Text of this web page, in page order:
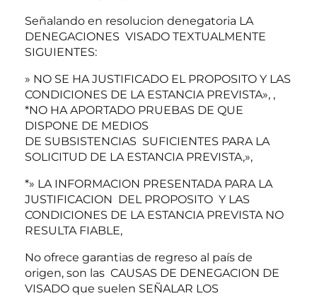
Señalando en resolucion denegatoria LA
DENEGACIONES VISADO TEXTUALMENTE
SIGUIENTES:
» NO SE HA JUSTIFICADO EL PROPOSITO Y LAS
CONDICIONES DE LA ESTANCIA PREVISTA», ,
*NO HA APORTADO PRUEBAS DE QUE
DISPONE DE MEDIOS
DE SUBSISTENCIAS SUFICIENTES PARA LA
SOLICITUD DE LA ESTANCIA PREVISTA,»,
*» LA INFORMACION PRESENTADA PARA LA
JUSTIFICACION DEL PROPOSITO Y LAS
CONDICIONES DE LA ESTANCIA PREVISTA NO
RESULTA FIABLE,
No ofrece garantias de regreso al país de
origen, son las CAUSAS DE DENEGACION DE
VISADO que suelen SEÑALAR LOS